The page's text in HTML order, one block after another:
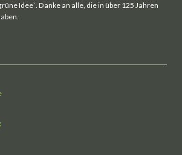
Idee`. Danke an alle, die in über 125 Jahren